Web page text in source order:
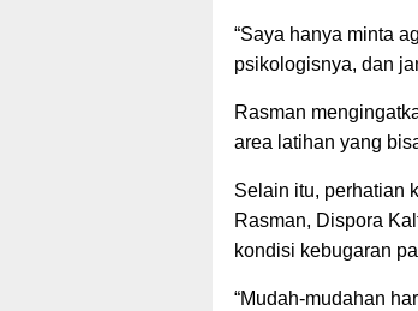
“Saya hanya minta
psikologisnya, dan
Rasman
area latihan yang
Selain itu, perhatian
Rasman, Dispora
kondisi kebugaran
“Mudah-mudahan